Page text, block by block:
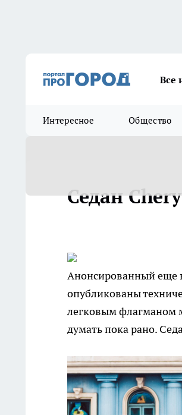
Все
Интересное Общество
Седан
Анонсированный еще
опубликованы
легковым флагманом
думать пока рано.